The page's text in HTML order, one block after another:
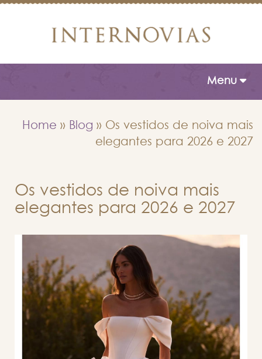
Toggle
Menu
Home » Blog » Os vestidos de noiva mais
elegantes para 2026 e 2027
Os vestidos de noiva mais
elegantes para 2026 e 2027